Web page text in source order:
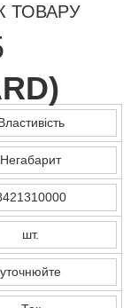
ТОВАРУ
)
Негабарит
шт.
уточнюйте